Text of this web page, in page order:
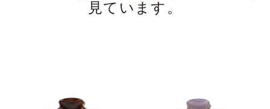
見ています。